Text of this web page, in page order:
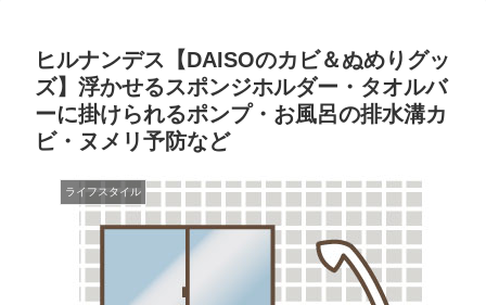
ヒルナンデス【DAISOのカビ＆ぬめりグッ
ズ】浮かせるスポンジホルダー・タオルバ
ーに掛けられるポンプ・お風呂の排水溝カ
ビ・ヌメリ予防など
ライフスタイル